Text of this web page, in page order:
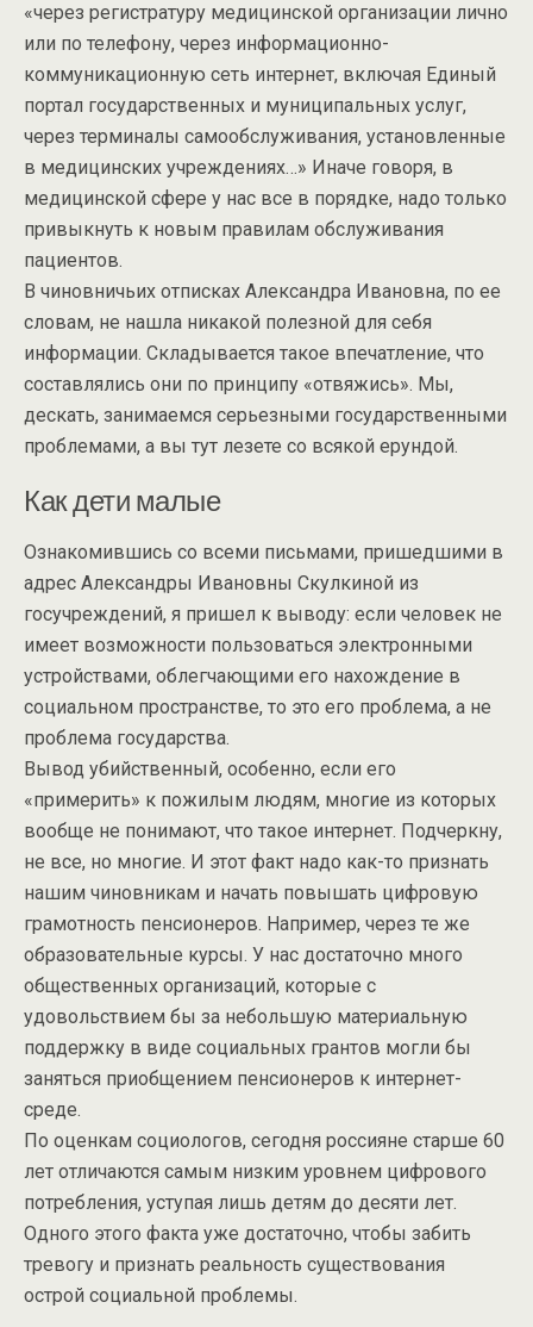
«через регистратуру медицинской организации лично
или по телефону, через информационно-
коммуникационную сеть интернет, включая Единый
портал государственных и муниципальных услуг,
через терминалы самообслуживания, установленные
в медицинских учреждениях…» Иначе говоря, в
медицинской сфере у нас все в порядке, надо только
привыкнуть к новым правилам обслуживания
пациентов.
В чиновничьих отписках Александра Ивановна, по ее
словам, не нашла никакой полезной для себя
информации. Складывается такое впечатление, что
составлялись они по принципу «отвяжись». Мы,
дескать, занимаемся серьезными государственными
проблемами, а вы тут лезете со всякой ерундой.
Как дети малые
Ознакомившись со всеми письмами, пришедшими в
адрес Александры Ивановны Скулкиной из
госучреждений, я пришел к выводу: если человек не
имеет возможности пользоваться электронными
устройствами, облегчающими его нахождение в
социальном пространстве, то это его проблема, а не
проблема государства.
Вывод убийственный, особенно, если его
«примерить» к пожилым людям, многие из которых
вообще не понимают, что такое интернет. Подчеркну,
не все, но многие. И этот факт надо как-то признать
нашим чиновникам и начать повышать цифровую
грамотность пенсионеров. Например, через те же
образовательные курсы. У нас достаточно много
общественных организаций, которые с
удовольствием бы за небольшую материальную
поддержку в виде социальных грантов могли бы
заняться приобщением пенсионеров к интернет-
среде.
По оценкам социологов, сегодня россияне старше 60
лет отличаются самым низким уровнем цифрового
потребления, уступая лишь детям до десяти лет.
Одного этого факта уже достаточно, чтобы забить
тревогу и признать реальность существования
острой социальной проблемы.